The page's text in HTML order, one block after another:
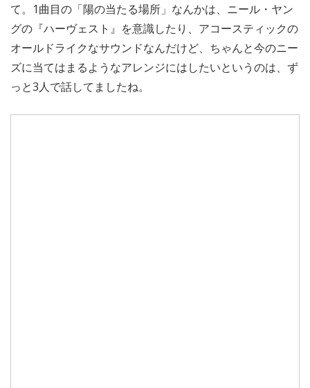
て。1曲目の「陽の当たる場所」なんかは、ニール・ヤン
グの『ハーヴェスト』を意識したり、アコースティックの
オールドライクなサウンドなんだけど、ちゃんと今のニー
ズに当てはまるようなアレンジにはしたいというのは、ず
っと3人で話してましたね。